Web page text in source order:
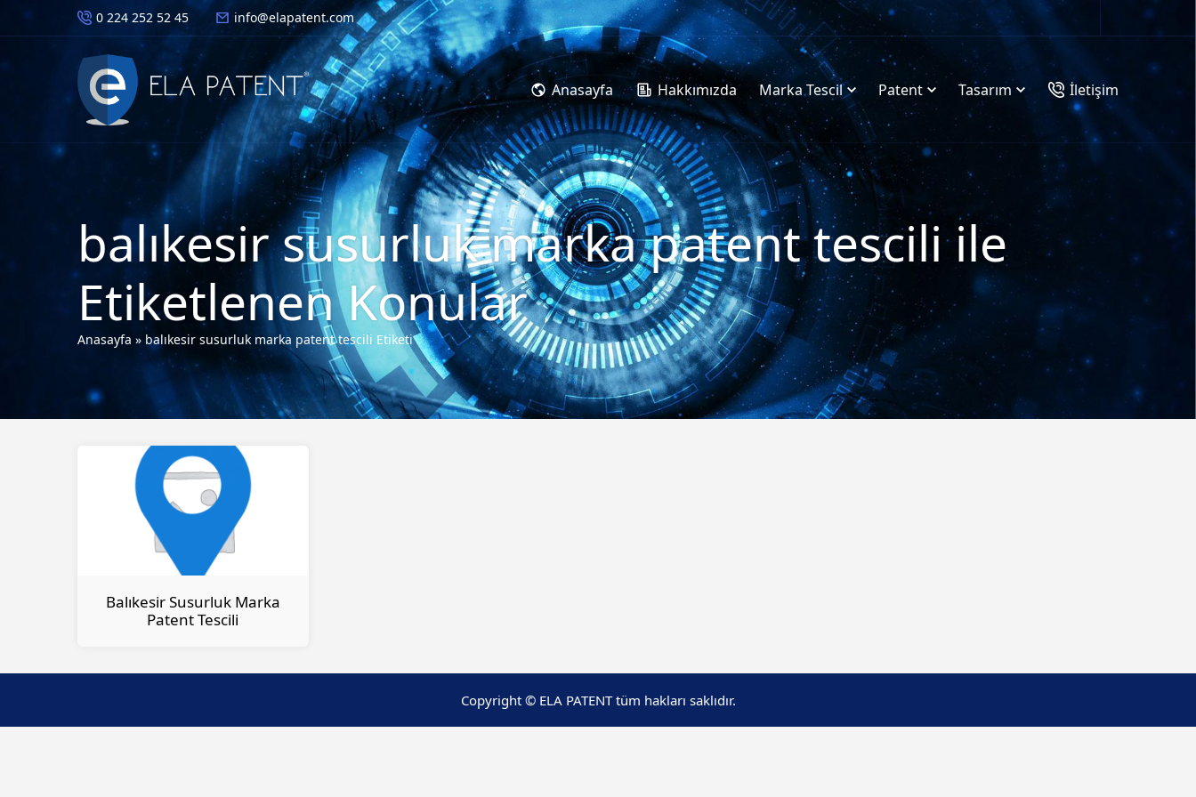
0 224 252 52 45 info@elapatent.com
Anasayfa Hakkımızda Marka Tescil Patent Tasarım İletişim
balıkesir susurluk marka patent tescili ile
Etiketlenen Konular
Anasayfa » balıkesir susurluk marka patent tescili Etiketi
Balıkesir Susurluk Marka
Patent Tescili
Copyright © ELA PATENT tüm hakları saklıdır.